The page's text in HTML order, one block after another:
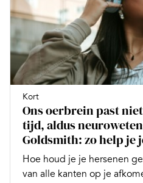
Kort
Ons oerbrein past
tijd, aldus
Goldsmith: zo help je
Hoe houd je je hersenen
van alle kanten op je